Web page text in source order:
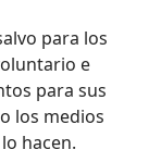
para los
e
para sus
los medios
hacen.